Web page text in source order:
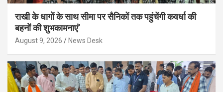
राखी के धागों के साथ सीमा पर सैनिकों तक पहुंचेंगी कवर्धा की
बहनों की शुभकामनाएं’
August 9, 2026 News Desk